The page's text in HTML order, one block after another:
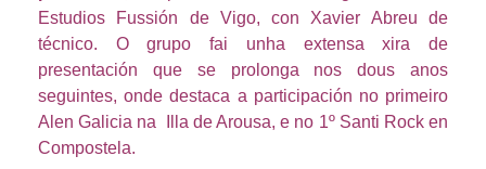
Estudios Fussión de Vigo, con Xavier Abreu de
técnico. O grupo fai unha extensa xira de
presentación que se prolonga nos dous anos
seguintes, onde destaca a participación no primeiro
Alen Galicia na Illa de Arousa, e no 1º Santi Rock en
Compostela.